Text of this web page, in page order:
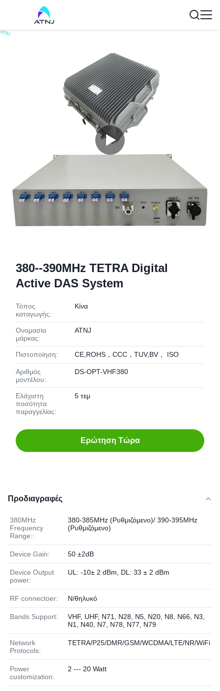
380--390MHz TETRA Digital
Active DAS System
Τόπος
καταγωγής:
Κίνα
Ονομασία
μάρκας:
ATNJ
Πιστοποίηση: CE,ROHS，CCC，TUV,BV， ISO
Αριθμός
μοντέλου:
DS-OPT-VHF380
Ελάχιστη
ποσότητα
παραγγελίας:
5 τεμ
Ερώτηση Τώρα
Προδιαγραφές
380MHz
Frequency
Range::
380-385MHz (Ρυθμιζόμενο)/ 390-395MHz
(Ρυθμιζόμενο)
Device Gain: 50 ±2dB
Device Output
power:
UL: -10± 2 dBm, DL: 33 ± 2 dBm
RF connectoer: Ν/θηλυκό
Bands Support:
VHF, UHF, N71, N28, N5, N20, N8, N66, N3,
N1, N40, N7, N78, N77, N79
Network
Protocols:
TETRA/P25/DMR/GSM/WCDMA/LTE/NR/WiFi
Power
customization:
2 --- 20 Watt